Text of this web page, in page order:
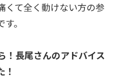
くて全く動けない方の参
。
長尾さんのアドバイス